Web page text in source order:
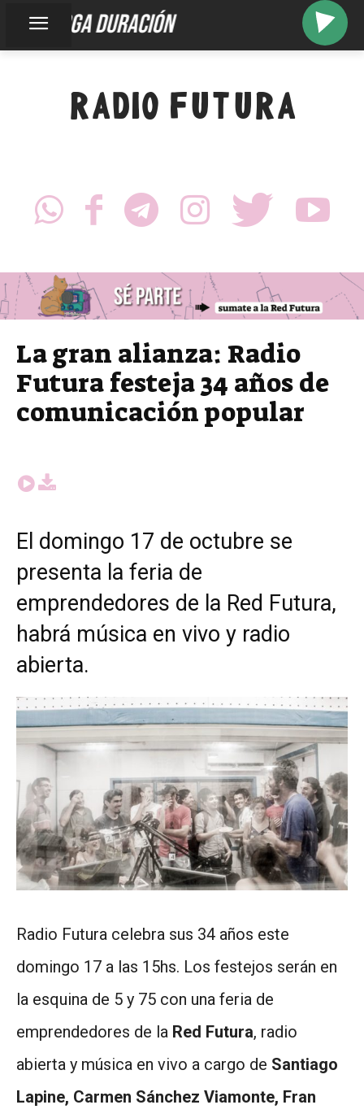
larga duración
RADIO FUTURA
La gran alianza: Radio
Futura festeja 34 años de
comunicación popular
El domingo 17 de octubre se
presenta la feria de
emprendedores de la Red Futura,
habrá música en vivo y radio
abierta.
Radio Futura celebra sus 34 años este
domingo 17 a las 15hs. Los festejos serán en
la esquina de 5 y 75 con una feria de
emprendedores de la Red Futura, radio
abierta y música en vivo a cargo de Santiago
Lapine, Carmen Sánchez Viamonte, Fran